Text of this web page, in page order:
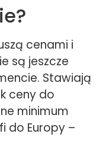
cenami i
są jeszcze
Stawiają
ceny do
minimum
do Europy –